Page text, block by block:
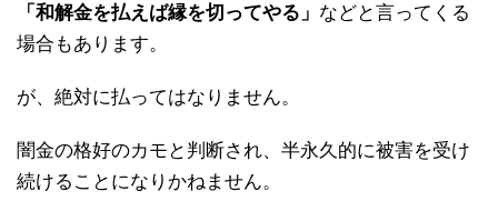
「和解金を払えば縁を切ってやる」 などと言ってくる
場合もあります。
が、絶対に払ってはなりません。
闇金の格好のカモと判断され、半永久的に被害を受け
続けることになりかねません。